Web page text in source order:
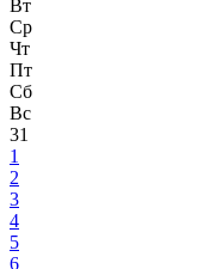
Вт
Ср
Чт
Пт
Сб
Вс
31
1
2
3
4
5
6